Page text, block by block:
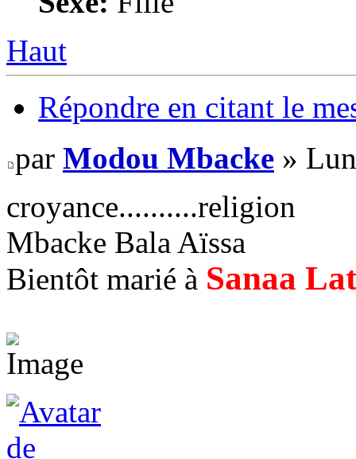
Haut
Répondre en citant le
par Modou Mbacke »
croyance..........religion
Mbacke Bala Aïssa
Bientôt marié à Sanaa